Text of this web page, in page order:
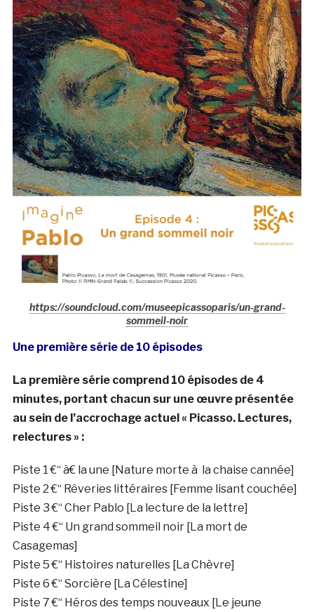
https://soundcloud.com/museepicassoparis/un-grand-
sommeil-noir
Une première série de 10 épisodes
La première série comprend 10 épisodes de 4
minutes, portant chacun sur une œuvre présentée
au sein de l’accrochage actuel « Picasso. Lectures,
relectures » :
Piste 1 €“ à€ la une [Nature morte à la chaise cannée]
Piste 2 €“ Rêveries littéraires [Femme lisant couchée]
Piste 3 €“ Cher Pablo [La lecture de la lettre]
Piste 4 €“ Un grand sommeil noir [La mort de
Casagemas]
Piste 5 €“ Histoires naturelles [La Chèvre]
Piste 6 €“ Sorcière [La Célestine]
Piste 7 €“ Héros des temps nouveaux [Le jeune